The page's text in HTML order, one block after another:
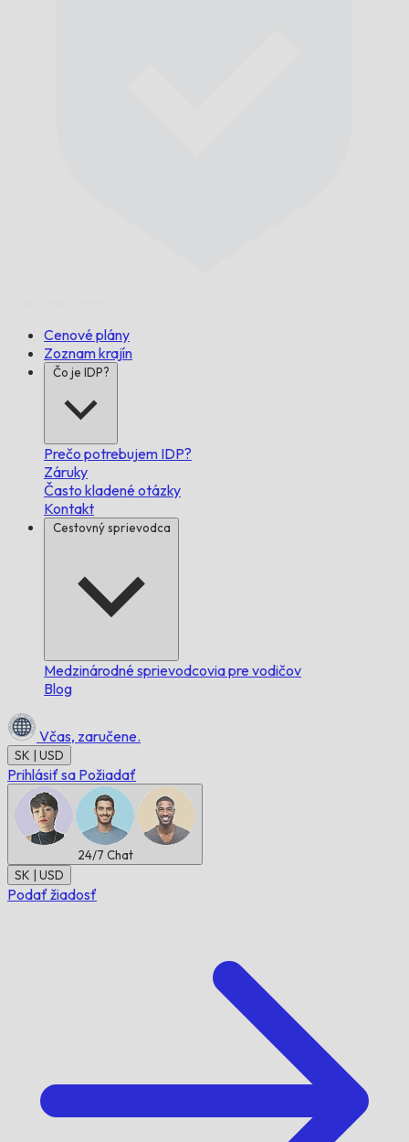
Cenové plány
Zoznam krajín
Čo je IDP?
Prečo potrebujem IDP?
Záruky
Často kladené otázky
Kontakt
Cestovný sprievodca
Medzinárodné sprievodcovia pre vodičov
Blog
Včas, zaručene.
SK | USD
Prihlásiť sa Požiadať
24/7 Chat
SK | USD
Podať žiadosť